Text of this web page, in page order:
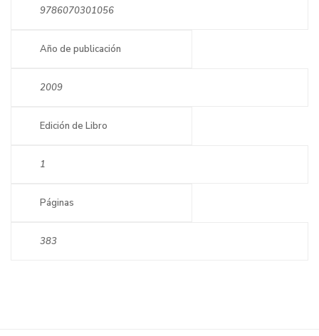
9786070301056
Año de publicación
2009
Edición de Libro
1
Páginas
383